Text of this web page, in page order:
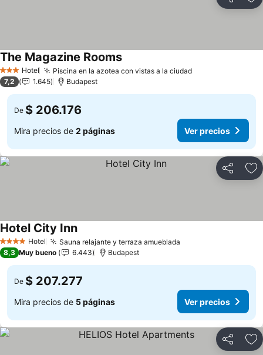
Compartir
3 Estrellas
Hotel Piscina en la azotea con vistas a la ciudad
The Magazine Rooms
7,2 1.645 Budapest
De $ 206.176
Mira precios de 2 páginas Ver precios
Compartir
4 EstrellasHotel Sauna relajante y terraza amueblada
Hotel City Inn
8,3 Muy bueno 6.443 Budapest
De $ 207.277
Mira precios de 5 páginas Ver precios
Compartir